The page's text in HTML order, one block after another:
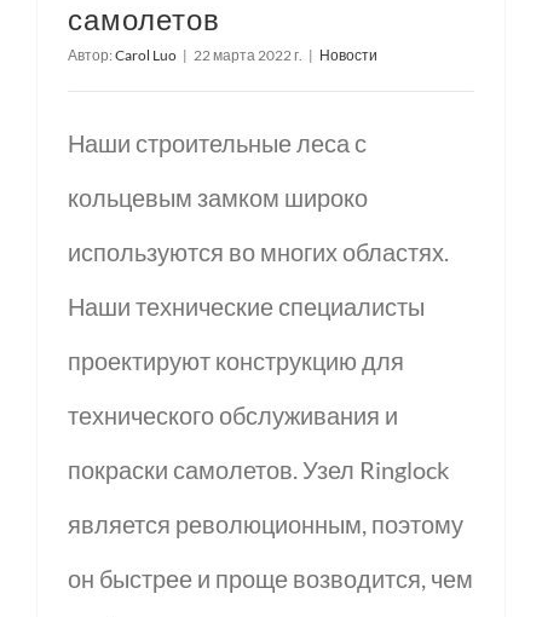
самолетов
Автор: Carol Luo | 22 марта 2022 г. | Новости
Наши строительные леса с
кольцевым замком широко
используются во многих областях.
Наши технические специалисты
проектируют конструкцию для
технического обслуживания и
покраски самолетов. Узел Ringlock
является революционным, поэтому
он быстрее и проще возводится, чем